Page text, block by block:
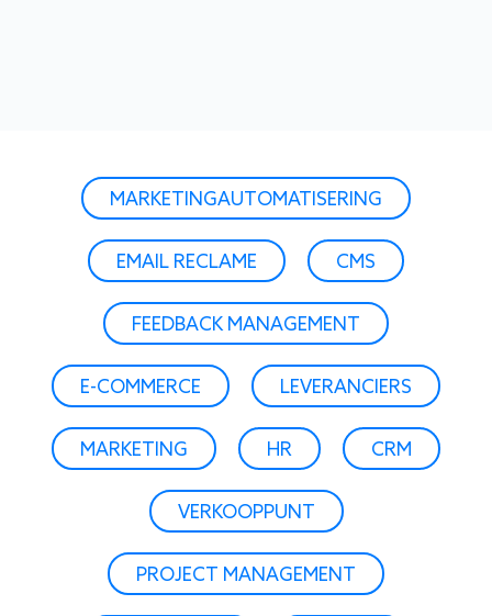
MARKETINGAUTOMATISERING
EMAIL RECLAME CMS
FEEDBACK MANAGEMENT
E-COMMERCE LEVERANCIERS
MARKETING HR CRM
VERKOOPPUNT
PROJECT MANAGEMENT